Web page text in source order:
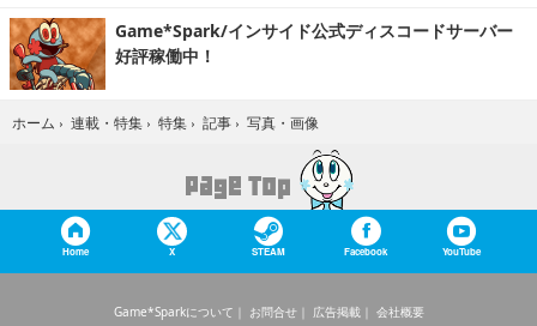
Game*Spark/インサイド公式ディスコードサーバー
好評稼働中！
ホーム › 連載・特集 › 特集 › 記事 › 写真・画像
Home X STEAM Facebook YouTube
Game*Sparkについて お問合せ 広告掲載
会社概要